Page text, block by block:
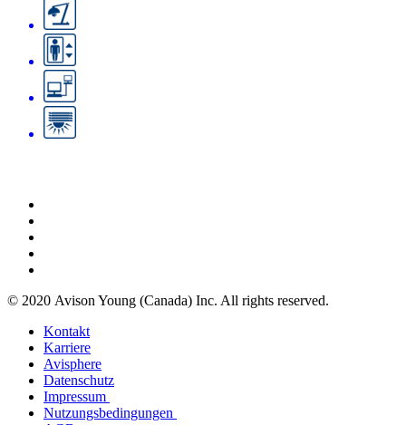
© 2020 Avison Young (Canada) Inc. All rights reserved.
Kontakt
Karriere
Avisphere
Datenschutz
Impressum
Nutzungsbedingungen